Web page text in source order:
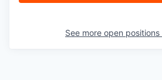
See more open positions